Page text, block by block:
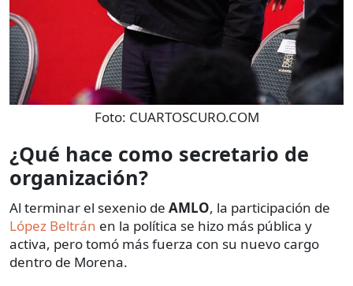
Foto: CUARTOSCURO.COM
¿Qué hace como secretario de
organización?
Al terminar el sexenio de AMLO, la participación de
López Beltrán en la política se hizo más pública y
activa, pero tomó más fuerza con su nuevo cargo
dentro de Morena.